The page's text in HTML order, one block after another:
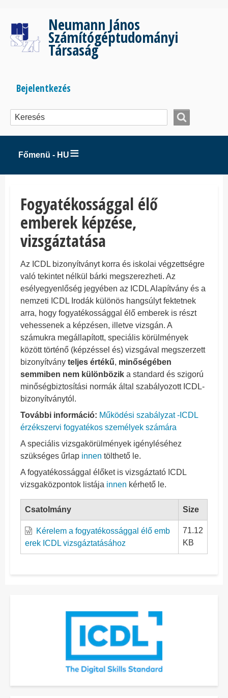
tartalomra
Neumann János
Számítógéptudományi
Társaság
Bejelentkezés
menüje
Bejelentkezés
Főmenü - HU
Fogyatékossággal élő
emberek képzése,
vizsgáztatása
Az ICDL bizonyítványt korra és iskolai végzettségre
való tekintet nélkül bárki megszerezheti. Az
esélyegyenlőség jegyében az ICDL Alapítvány és a
nemzeti ICDL Irodák különös hangsúlyt fektetnek
arra, hogy fogyatékossággal élő emberek is részt
vehessenek a képzésen, illetve vizsgán. A
számukra megállapított, speciális körülmények
között történő (képzéssel és) vizsgával megszerzett
bizonyítvány teljes értékű, minőségében
semmiben nem különbözik a standard és szigorú
minőségbiztosítási normák által szabályozott ICDL-
bizonyítványtól.
További információ: Működési szabályzat -ICDL
érzékszervi fogyatékos személyek számára
A speciális vizsgakörülmények igényléséhez
szükséges űrlap innen tölthető le.
A fogyatékossággal élőket is vizsgáztató ICDL
vizsgaközpontok listája innen kérhető le.
Csatolmány Size
Kérelem a fogyatékossággal élő emb
erek ICDL vizsgáztatásához
71.12
KB